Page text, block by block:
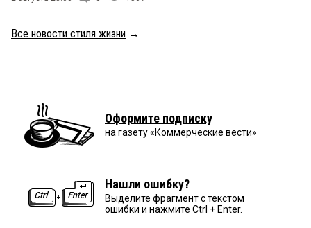
Все новости стиля жизни →
Оформите подписку
на газету «Коммерческие вести»
Нашли ошибку?
Выделите фрагмент с текстом
ошибки и нажмите Ctrl + Enter.